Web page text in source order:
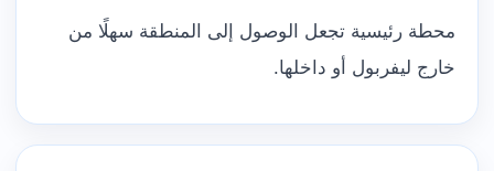
محطة رئيسية تجعل الوصول إلى المنطقة سهلًا من
خارج ليفربول أو داخلها.